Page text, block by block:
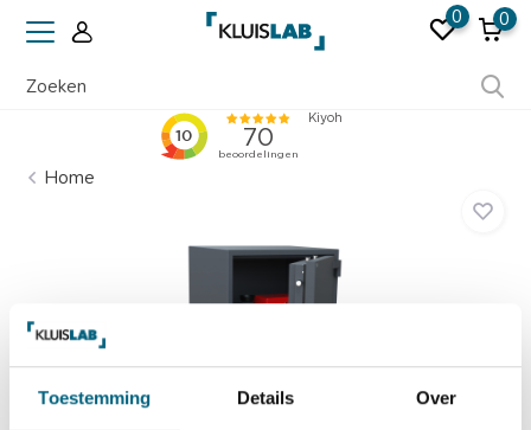
Toestemming Details Over
0 0
Home